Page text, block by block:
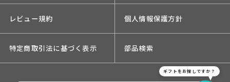
レビュー規約 個人情報保護方針
特定商取引法に基づく表示 部品検索
ギフトをお探しですか？